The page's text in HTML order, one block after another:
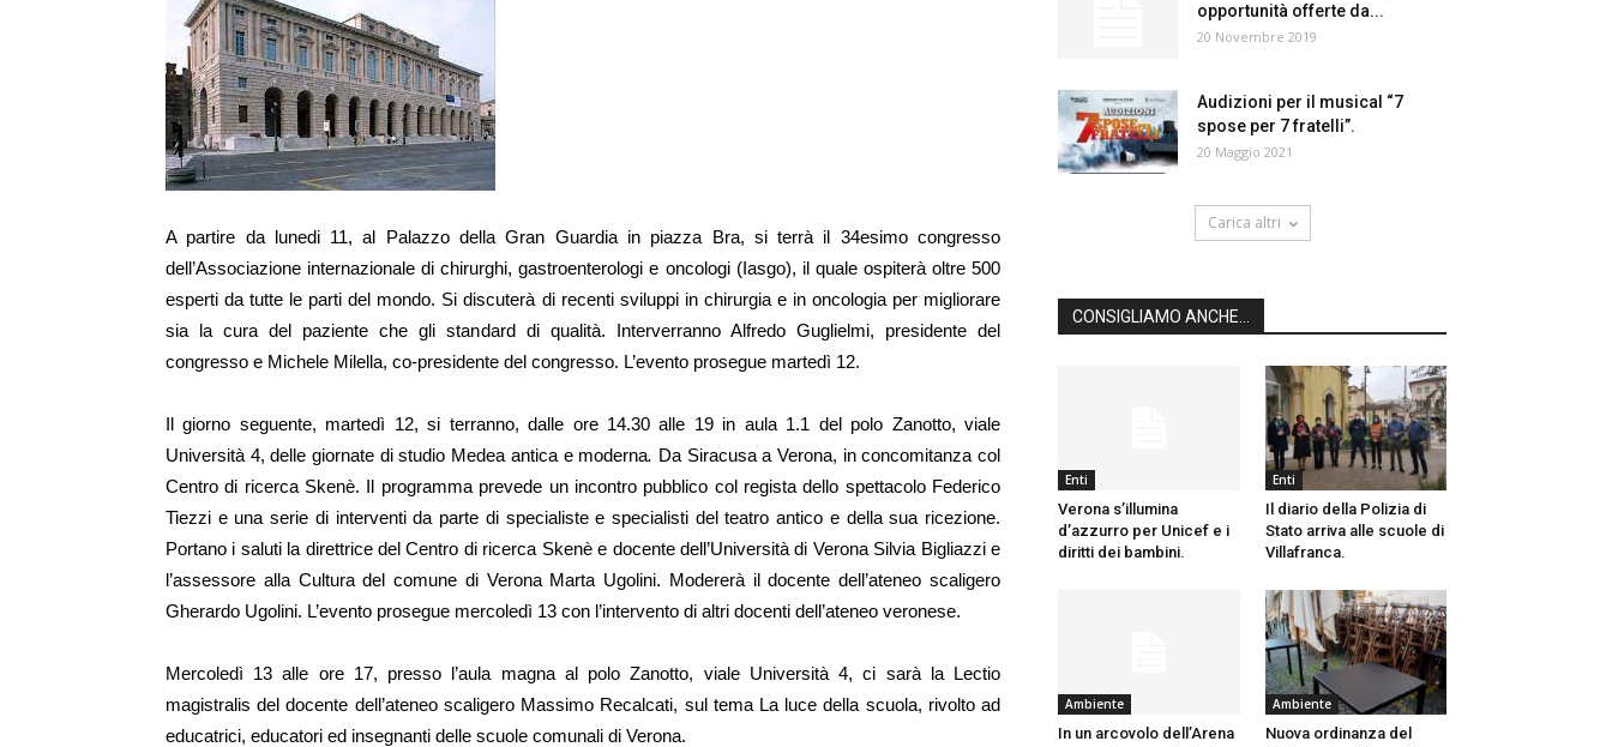
A partire da lunedi 11, al Palazzo della Gran Guardia in piazza Bra, si terrà il 34esimo congresso
dell’Associazione internazionale di chirurghi, gastroenterologi e oncologi(Iasgo), il quale ospiterà oltre 500
esperti da tutte le parti del mondo. Si discuterà di recenti sviluppi in chirurgia e in oncologia per migliorare
sia la cura del paziente che gli standard di qualità. Interverranno Alfredo Guglielmi, presidente del
congresso e Michele Milella, co-presidente del congresso. L’evento prosegue martedì 12.
Il giorno seguente, martedì 12, si terranno, dalle ore 14.30 alle 19 in aula 1.1 del polo Zanotto, viale
Università 4, delle giornate di studio Medea antica e moderna. Da Siracusa a Verona, in concomitanza col
Centro di ricerca Skenè. Il programma prevede un incontro pubblico col regista dello spettacolo Federico
Tiezzi e una serie di interventi da parte di specialiste e specialisti del teatro antico e della sua ricezione.
Portano i saluti la direttrice del Centro di ricerca Skenè e docente dell’Università di Verona Silvia Bigliazzi e
l’assessore alla Cultura del comune di Verona Marta Ugolini. Modererà il docente dell’ateneo scaligero
Gherardo Ugolini. L’evento prosegue mercoledì 13 con l’intervento di altri docenti dell’ateneo veronese.
Mercoledì 13 alle ore 17, presso l’aula magna al polo Zanotto, viale Università 4, ci sarà la Lectio
magistralis del docente dell’ateneo scaligero Massimo Recalcati, sul tema La luce della scuola, rivolto ad
educatrici, educatori ed insegnanti delle scuole comunali di Verona.
opportunità offerte da...
20 Novembre 2019
Audizioni per il musical “7
spose per 7 fratelli”.
20 Maggio 2021
Carica altri
CONSIGLIAMO ANCHE...
Enti
Verona s’illumina
d’azzurro per Unicef e i
diritti dei bambini.
Enti
Il diario della Polizia di
Stato arriva alle scuole di
Villafranca.
Ambiente
In un arcovolo dell’Arena
Ambiente
Nuova ordinanza del